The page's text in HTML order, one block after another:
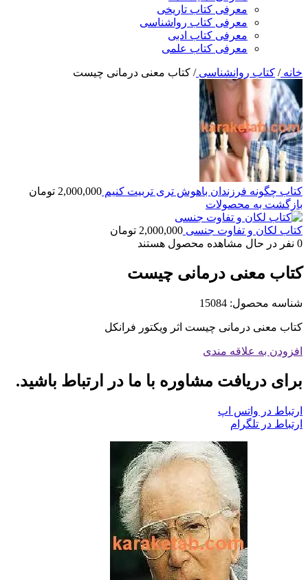
معرفی کتاب تاریخی
معرفی کتاب رواشناسی
معرفی کتاب ادبی
معرفی کتاب علمی
خانه/ کتاب روانشناسی/ کتاب معنی درمانی چیست
کتاب چگونه فرزندان باهوش تری تربیت کنیم 2,000,000 تومان
بازگشت به محصولات
کتاب لکان و تفاوت جنسی 2,000,000 تومان
0 نفر در حال مشاهده محصول هستند
کتاب معنی درمانی چیست
شناسه محصول: 15084
کتاب معنی درمانی چیست اثر ویکتور فرانکل
افزودن به علاقه مندی
برای دریافت مشاوره با ما در ارتباط باشید.
ارتباط در واتس اپ
ارتباط در تلگرام